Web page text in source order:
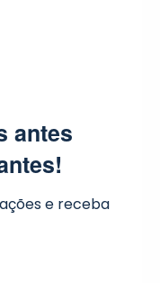
antes
e receba